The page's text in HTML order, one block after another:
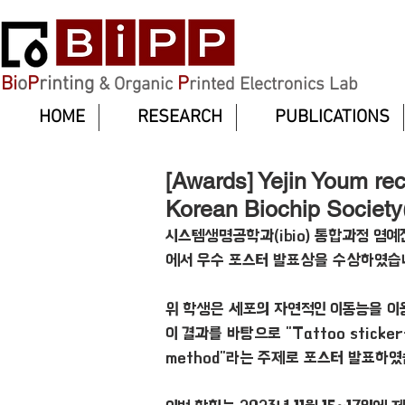
BioPrinting & Organic Printed Electronics Lab
HOME
RESEARCH PUBLICATIONS
[Awards] Yejin Youm
Korean Biochip
시스템생명공학과(ibio) 통합과정 염예
에서 우수 포스터 발표상을 수상하였
위 학생은 세포의 자연적인 이동능을
이 결과를 바탕으로 "Tattoo
method"라는 주제로 포스터 발표하였